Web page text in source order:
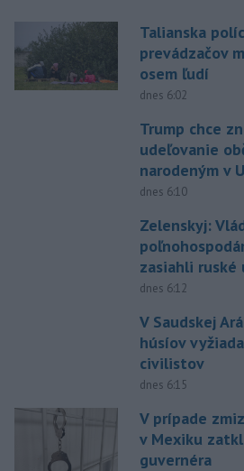
Talianska
prevádzačov
osem ľudí
dnes 6:02
Trump chce
udeľovanie
narodeným v
dnes 6:10
Zelenskyj:
zasiahli ruské
dnes 6:12
V Saudskej
húsíov
civilistov
dnes 6:15
V prípade
v Mexiku
guvernéra